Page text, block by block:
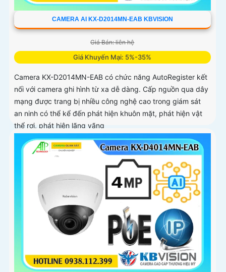
CAMERA AI KX-D2014MN-EAB KBVISION
Giá Bán: liên hệ
Giá Khuyến Mại: 5%-35%
Camera KX-D2014MN-EAB có chức năng AutoRegister kết
nối với camera ghi hình từ xa dễ dàng. Cấp nguồn qua dây
mạng được trang bị nhiều công nghệ cao trong giám sát
an ninh có thể kể đến phát hiện khuôn mặt, phát hiện vật
thể rơi, phát hiện lãng vãng